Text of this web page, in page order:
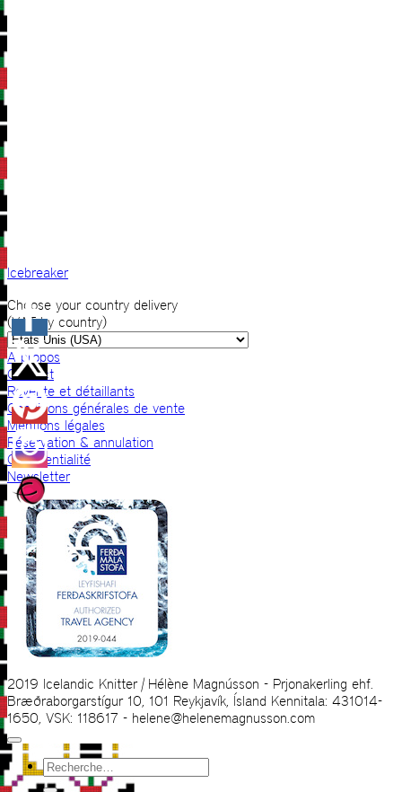
Icebreaker
Choose your country delivery
(VAT by country)
A propos
Contact
Revente et détaillants
Conditions générales de vente
Mentions légales
Réservation & annulation
Confidentialité
Newsletter
2019 Icelandic Knitter | Hélène Magnússon - Prjonakerling ehf.
Bræðraborgarstígur 10, 101 Reykjavík, Ísland Kennitala: 431014-
1650, VSK: 118617 - helene@helenemagnusson.com
Recherche
pour :